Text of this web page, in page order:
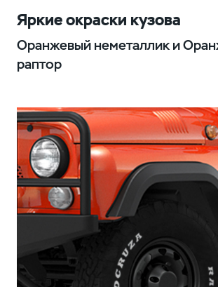
Яркие окраски кузова
Оранжевый неметаллик и
раптор